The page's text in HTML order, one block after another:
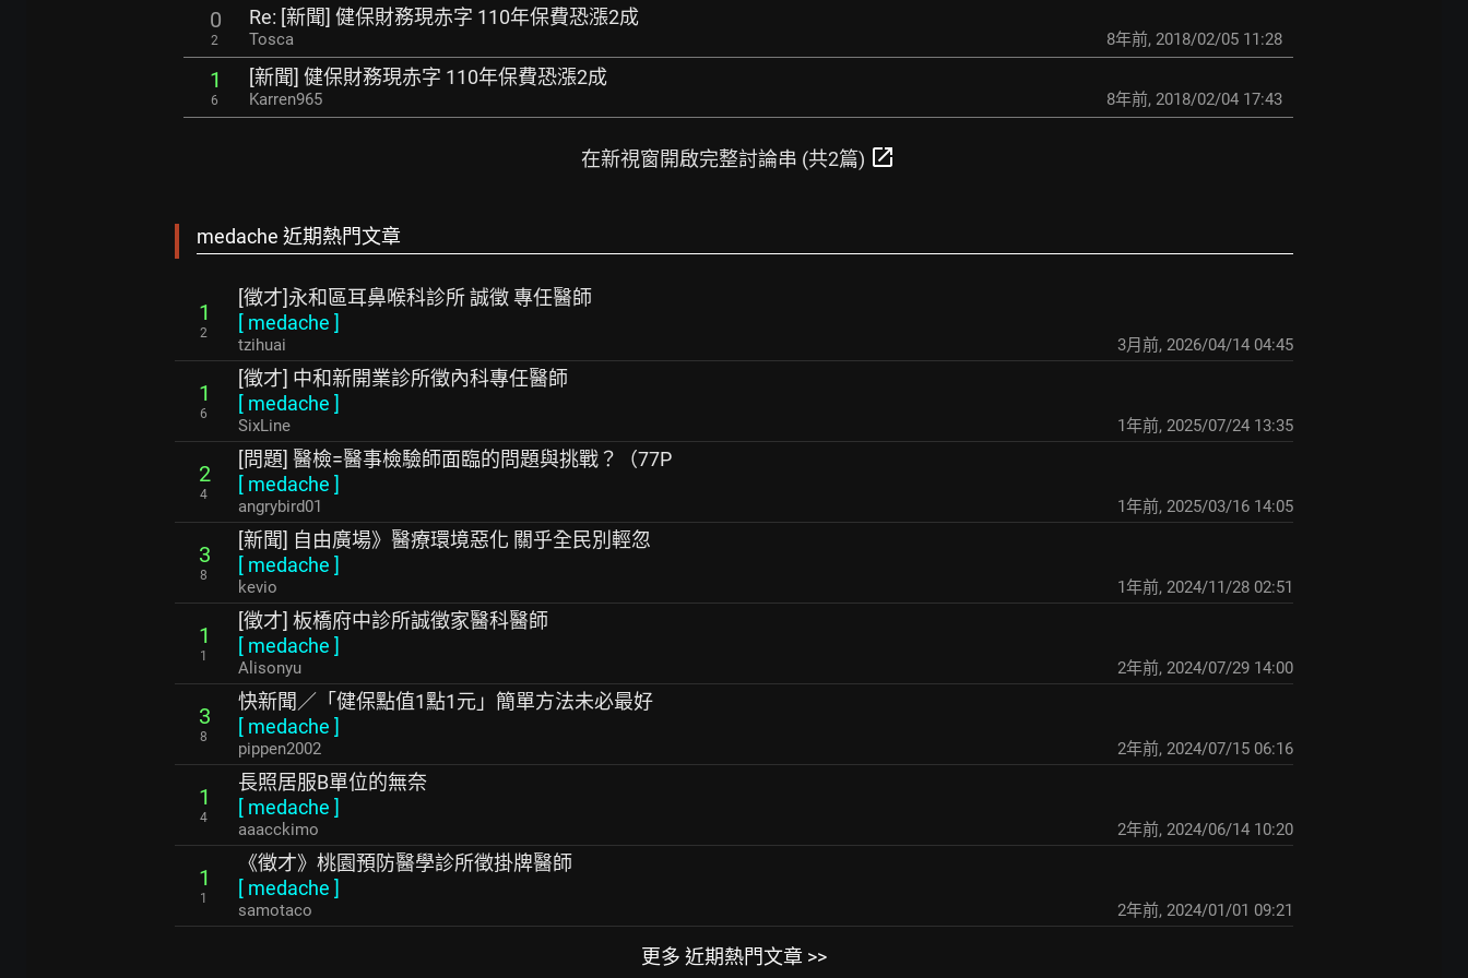
0
2
Re: [新聞] 健保財務現赤字 110年保費恐漲2成
Tosca 8年前, 2018/02/05 11:28
1
6
[新聞] 健保財務現赤字 110年保費恐漲2成
Karren965 8年前, 2018/02/04 17:43
在新視窗開啟完整討論串 (共2篇) open_in_new
medache 近期熱門文章
1
2
[徵才]永和區耳鼻喉科診所 誠徵 專任醫師
[ medache ]
tzihuai 3月前, 2026/04/14 04:45
1
6
[徵才] 中和新開業診所徵內科專任醫師
[ medache ]
SixLine 1年前, 2025/07/24 13:35
2
4
[問題] 醫檢=醫事檢驗師面臨的問題與挑戰？（77P
[ medache ]
angrybird01 1年前, 2025/03/16 14:05
3
8
[新聞] 自由廣場》醫療環境惡化 關乎全民別輕忽
[ medache ]
kevio 1年前, 2024/11/28 02:51
1
1
[徵才] 板橋府中診所誠徵家醫科醫師
[ medache ]
Alisonyu 2年前, 2024/07/29 14:00
3
8
快新聞／「健保點值1點1元」簡單方法未必最好
[ medache ]
pippen2002 2年前, 2024/07/15 06:16
1
4
長照居服B單位的無奈
[ medache ]
aaacckimo 2年前, 2024/06/14 10:20
1
1
《徵才》桃園預防醫學診所徵掛牌醫師
[ medache ]
samotaco 2年前, 2024/01/01 09:21
更多 近期熱門文章 >>